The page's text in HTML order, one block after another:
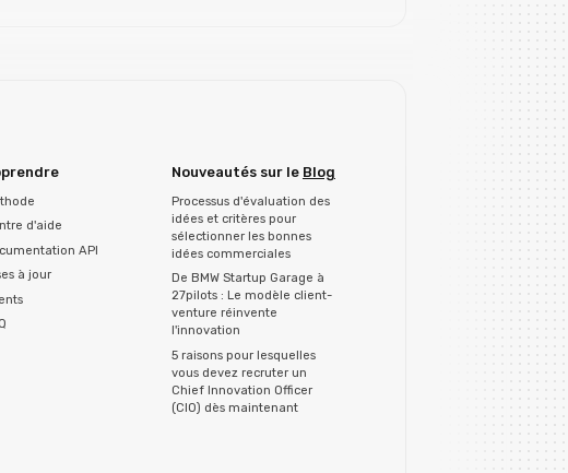
d'aide
API
à jour
Nouveautés sur le Blog
Processus d'évaluation des
idées et critères pour
sélectionner les bonnes
idées commerciales
De BMW Startup Garage à
27pilots : Le modèle client-
venture réinvente
l'innovation
5 raisons pour lesquelles
vous devez recruter un
Chief Innovation Officer
(CIO) dès maintenant